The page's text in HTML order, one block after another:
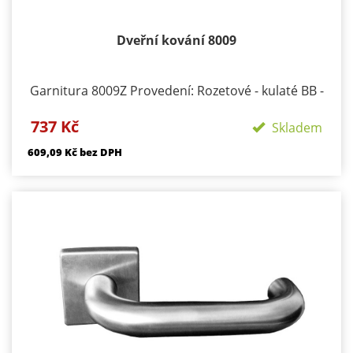
Dveřní kování 8009
Garnitura 8009Z Provedení: Rozetové - kulaté BB -
otvor pro cylindrickou vložku WC klika/klika rozeta
RE - klika pravá / koule Materiál - Nerez Součástí
737 Kč Skladem
609,09 Kč bez DPH